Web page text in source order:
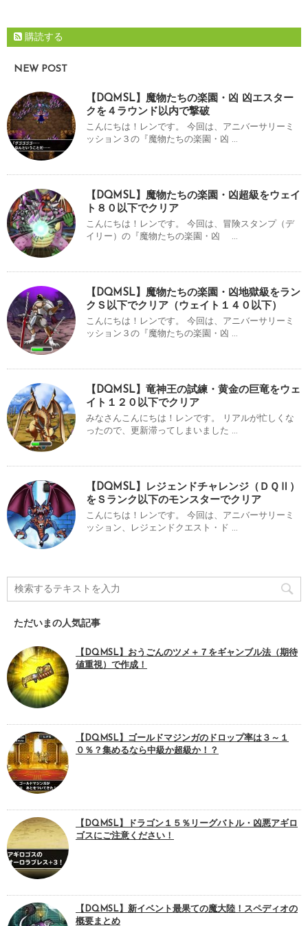
購読する
NEW POST
【DQMSL】魔物たちの楽園・凶 凶エスター
クを４ラウンド以内で撃破
こんにちは！レンです。 今回は、アニバーサリーミ
ッション３の『魔物たちの楽園・凶 ...
【DQMSL】魔物たちの楽園・凶超級をウェイ
ト８０以下でクリア
こんにちは！レンです。 今回は、冒険スタンプ（デ
イリー）の『魔物たちの楽園・凶 ...
【DQMSL】魔物たちの楽園・凶地獄級をラン
クＳ以下でクリア（ウェイト１４０以下）
こんにちは！レンです。 今回は、アニバーサリーミ
ッション３の『魔物たちの楽園・凶 ...
【DQMSL】竜神王の試練・黄金の巨竜をウェ
イト１２０以下でクリア
みなさんこんにちは！レンです。 リアルが忙しくな
ったので、更新滞ってしまいました ...
【DQMSL】レジェンドチャレンジ（ＤＱⅡ）
をＳランク以下のモンスターでクリア
こんにちは！レンです。 今回は、アニバーサリーミ
ッション、レジェンドクエスト・ド ...
ただいまの人気記事
【DQMSL】おうごんのツメ＋７をギャンブル法（期待
値重視）で作成！
【DQMSL】ゴールドマジンガのドロップ率は３～１
０％？集めるなら中級か超級か！？
【DQMSL】ドラゴン１５％リーグバトル・凶悪アギロ
ゴスにご注意ください！
【DQMSL】新イベント最果ての魔大陸！スペディオの
概要まとめ